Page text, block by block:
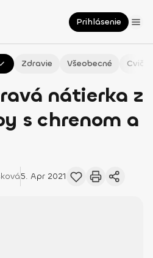
Prihlásenie
Zdravie Všeobecné
nátierka z
s chrenom a
5. Apr 2021